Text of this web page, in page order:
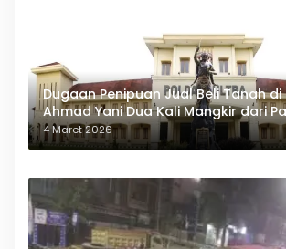
Dugaan Penipuan Jual Beli Tanah di
Ahmad Yani Dua Kali Mangkir dari
Polda Sultra
4 Maret 2026